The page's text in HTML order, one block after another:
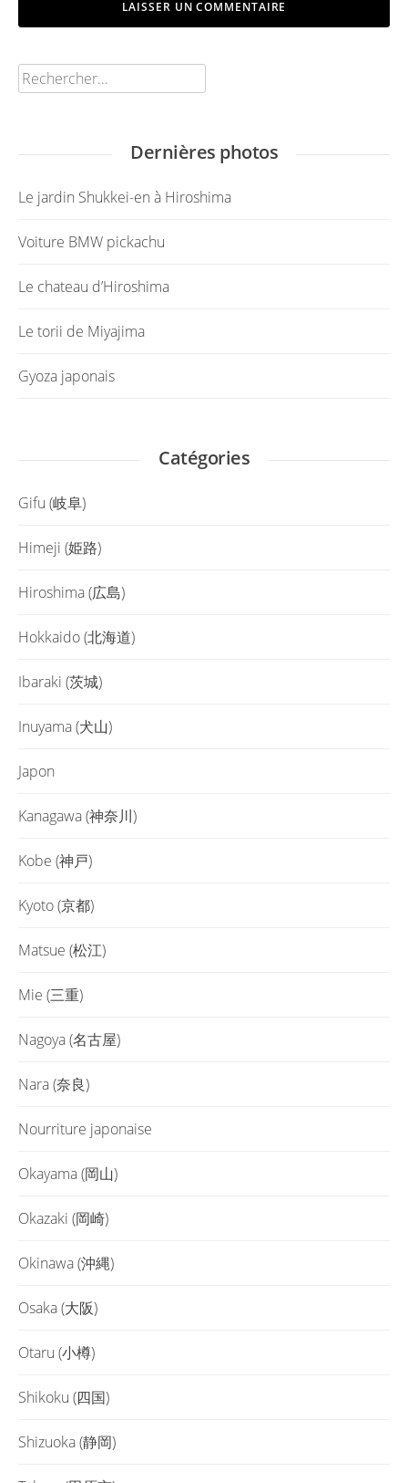
Rechercher :
Dernières photos
Le jardin Shukkei-en à Hiroshima
Voiture BMW pickachu
Le chateau d’Hiroshima
Le torii de Miyajima
Gyoza japonais
Catégories
Gifu (岐阜)
Himeji (姫路)
Hiroshima (広島)
Hokkaido (北海道)
Ibaraki (茨城)
Inuyama (犬山)
Japon
Kanagawa (神奈川)
Kobe (神戸)
Kyoto (京都)
Matsue (松江)
Mie (三重)
Nagoya (名古屋)
Nara (奈良)
Nourriture japonaise
Okayama (岡山)
Okazaki (岡崎)
Okinawa (沖縄)
Osaka (大阪)
Otaru (小樽)
Shikoku (四国)
Shizuoka (静岡)